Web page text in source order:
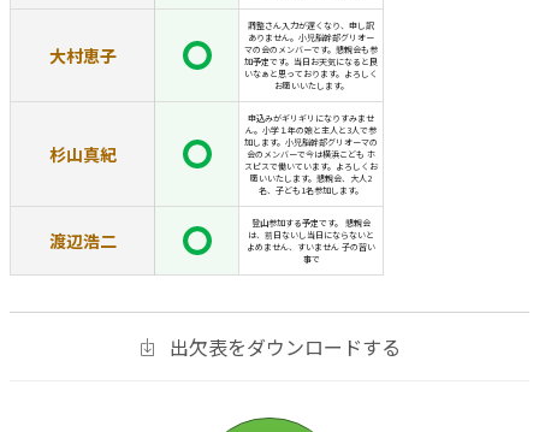
大村恵子
調整さん入力が遅くなり、申し訳
ありません。小児脳幹部グリオー
マの会のメンバーです。懇親会も参
加予定です。当日お天気になると良
いなぁと思っております。よろしく
お願いいたします。
杉山真紀
申込みがギリギリになりすみませ
ん。小学１年の娘と主人と3人で参
加します。小児脳幹部グリオーマの
会のメンバーで今は横浜こども ホ
スピスで働いています。よろしくお
願いいたします。懇親会、大人2
名、子ども1名参加します。
渡辺浩二
登山参加する予定です。 懇親会
は、前日ないし当日にならないと
よめません、すいません 子の習い
事で
出欠表をダウンロードする